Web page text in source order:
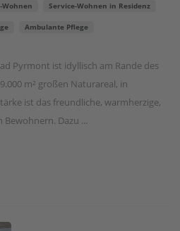
Wohnen Service-Wohnen in Residenz
Ambulante Pflege
Pyrmont ist idyllisch am Rande des
m² großen Naturareal, in
ist das freundliche, warmherzige,
Dazu ...